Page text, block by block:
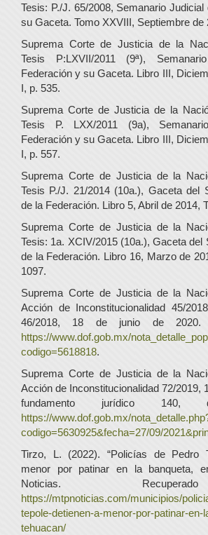
Tesis: P./J. 65/2008, Semanario
su Gaceta. Tomo XXVIII, Septiembre de
Suprema Corte de Justicia de la
Tesis P:LXVII/2011 (9ª),
Federación y su Gaceta. Libro III,
I, p. 535.
Suprema Corte de Justicia de la
Tesis P. LXX/2011 (9a),
Federación y su Gaceta. Libro III,
I, p. 557.
Suprema Corte de Justicia de la
Tesis P./J. 21/2014 (10a.), Gaceta del
de la Federación. Libro 5, Abril de 2014,
Suprema Corte de Justicia de la
Tesis: 1a. XCIV/2015 (10a.), Gaceta del
de la Federación. Libro 16, Marzo de
1097.
Suprema Corte de Justicia de la
Acción de Inconstitucionalidad 45/
46/2018, 18 de junio de 2020.
https://www.dof.gob.mx/
codigo=5618818.
Suprema Corte de Justicia de la
Acción de Inconstitucionalidad 72/2019,
fundamento jurídico 140,
https://www.dof.gob.mx/
codigo=5630925&fecha=27/09/
Tirzo, L. (2022). “Policías de Pedro
menor por patinar en la banqueta,
Noticias.
https://mtpnoticias.com/municipios/
tepole-detienen-a-menor-por-patinar-en-
tehuacan/